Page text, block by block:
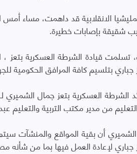
الانقلابية قد داهمت، مساء
شقيقة بإصابات خطيرة.
تسلمت قيادة الشرطة العسكرية بتعز
جباري بتلسيم كافة المرافق الحكومية
الشرطة العسكرية بتعز جمال
من مدير مكتب التربية والتعليم
أن بقية المواقع والمنشآت
جباري لإعادة العمل فيها بما من